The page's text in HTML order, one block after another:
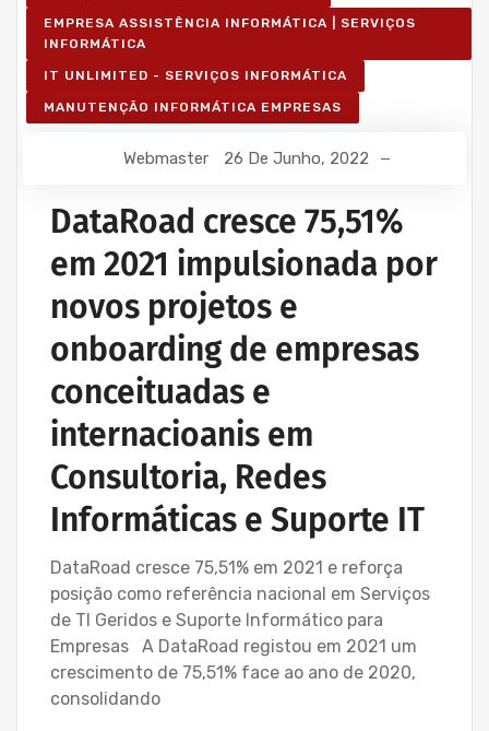
EMPRESA ASSISTÊNCIA INFORMÁTICA | SERVIÇOS
INFORMÁTICA
IT UNLIMITED - SERVIÇOS INFORMÁTICA
MANUTENÇÃO INFORMÁTICA EMPRESAS
Webmaster 26 De Junho, 2022
DataRoad cresce 75,51%
em 2021 impulsionada por
novos projetos e
onboarding de empresas
conceituadas e
internacioanis em
Consultoria, Redes
Informáticas e Suporte IT
DataRoad cresce 75,51% em 2021 e reforça
posição como referência nacional em Serviços
de TI Geridos e Suporte Informático para
Empresas A DataRoad registou em 2021 um
crescimento de 75,51% face ao ano de 2020,
consolidando